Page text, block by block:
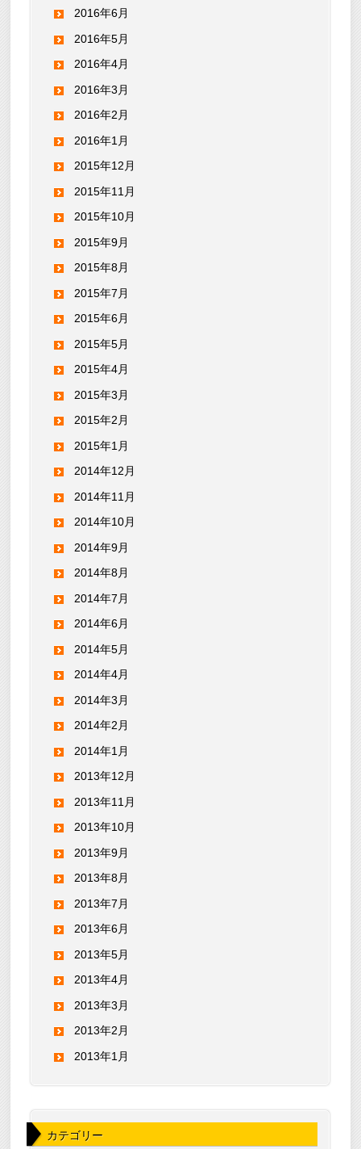
2016年6月
2016年5月
2016年4月
2016年3月
2016年2月
2016年1月
2015年12月
2015年11月
2015年10月
2015年9月
2015年8月
2015年7月
2015年6月
2015年5月
2015年4月
2015年3月
2015年2月
2015年1月
2014年12月
2014年11月
2014年10月
2014年9月
2014年8月
2014年7月
2014年6月
2014年5月
2014年4月
2014年3月
2014年2月
2014年1月
2013年12月
2013年11月
2013年10月
2013年9月
2013年8月
2013年7月
2013年6月
2013年5月
2013年4月
2013年3月
2013年2月
2013年1月
カテゴリー